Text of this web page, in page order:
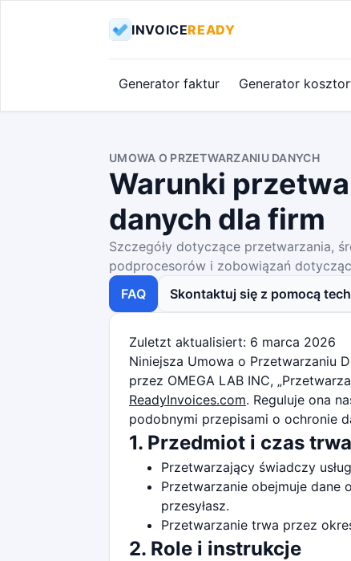
INVOICEREADY
Generator faktur Generator
UMOWA O PRZETWARZANIU DANYCH
Warunki
danych dla firm
Szczegóły dotyczące przetwarzania,
podprocesorów i zobowiązań
FAQ
Skontaktuj się z pomocą
Zuletzt aktualisiert: 6 marca 2026
Niniejsza Umowa o Przetwarzaniu
przez OMEGA LAB INC,
ReadyInvoices.com. Reguluje ona
podobnymi przepisami o ochronie
1. Przedmiot i czas
Przetwarzający świadczy
Przetwarzanie obejmuje dane
przesyłasz.
Przetwarzanie trwa przez
2. Role i instrukcje